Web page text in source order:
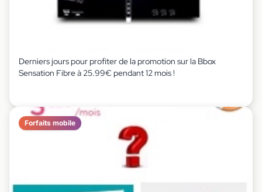
Derniers jours pour profiter de la promotion sur la Bbox
Sensation Fibre à 25.99€ pendant 12 mois !
Forfaits mobile